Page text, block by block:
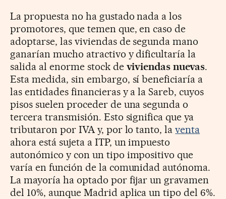
La propuesta no ha gustado nada a los
promotores, que temen que, en caso de
adoptarse, las viviendas de segunda mano
ganarían mucho atractivo y dificultaría la
salida al enorme stock de viviendas nuevas.
Esta medida, sin embargo, sí beneficiaría a
las entidades financieras y a la Sareb, cuyos
pisos suelen proceder de una segunda o
tercera transmisión. Esto significa que ya
tributaron por IVA y, por lo tanto, laventa
ahora está sujeta a ITP, un impuesto
autonómico y con un tipo impositivo que
varía en función de la comunidad autónoma.
La mayoría ha optado por fijar un gravamen
del 10%, aunque Madrid aplica un tipo del 6%.